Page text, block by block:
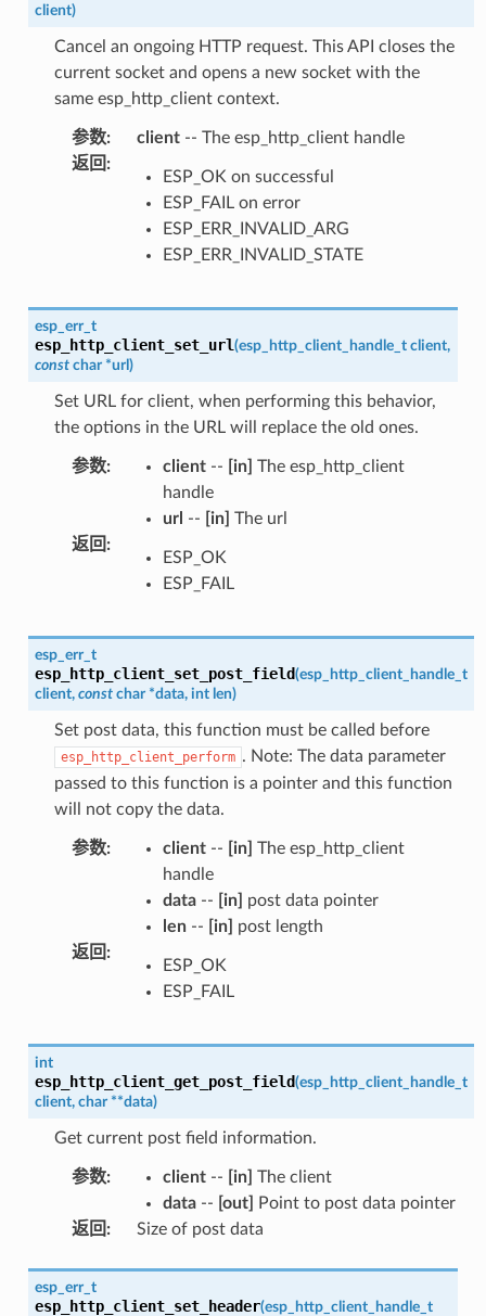
client)
Cancel an ongoing HTTP request. This API closes the
current socket and opens a new socket with the
same esp_http_client context.
参数: client-- The esp_http_client handle
返回 :
ESP_OK on successful
ESP_FAIL on error
ESP_ERR_INVALID_ARG
ESP_ERR_INVALID_STATE
esp_err_t
esp_http_client_set_url(esp_http_client_handle_t client,
const char *url )
Set URL for client, when performing this behavior,
the options in the URL will replace the old ones.
参数: client-- [in] The esp_http_client
handle
url -- [in] The url
返回 :
ESP_OK
ESP_FAIL
esp_err_t
esp_http_client_set_post_field(esp_http_client_handle_t
client, const char *data, int len)
Set post data, this function must be called before
esp_http_client_perform . Note: The data parameter
passed to this function is a pointer and this function
will not copy the data.
参数: client-- [in] The esp_http_client
handle
data-- [in]
post data pointer
len-- [in]
post length
返回 :
ESP_OK
ESP_FAIL
int
esp_http_client_get_post_field(esp_http_client_handle_t
client, char **data)
Get current post field information.
参数: client-- [in] The client
data-- [out]
Point to post data pointer
返回 : Size of post data
esp_err_t
esp_http_client_set_header(esp_http_client_handle_t